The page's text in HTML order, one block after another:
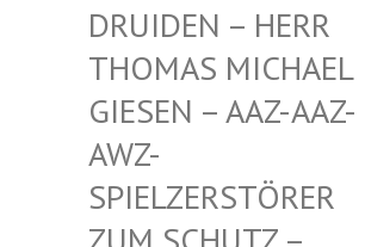
EN – HERR THOMA
S MICHAEL GIESE
N – AAZ-AAZ-AWZ-S
PIEL
ZERSTÖRER ZUM S